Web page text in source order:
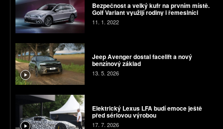
Bezpečnost a velký kufr na prvním místě.
Golf Variant využijí rodiny i řemeslníci
11. 1. 2022
Jeep Avenger dostal facelift a nový
benzínový základ
13. 5. 2026
Elektrický Lexus LFA budí emoce ještě
před sériovou výrobou
17. 7. 2026